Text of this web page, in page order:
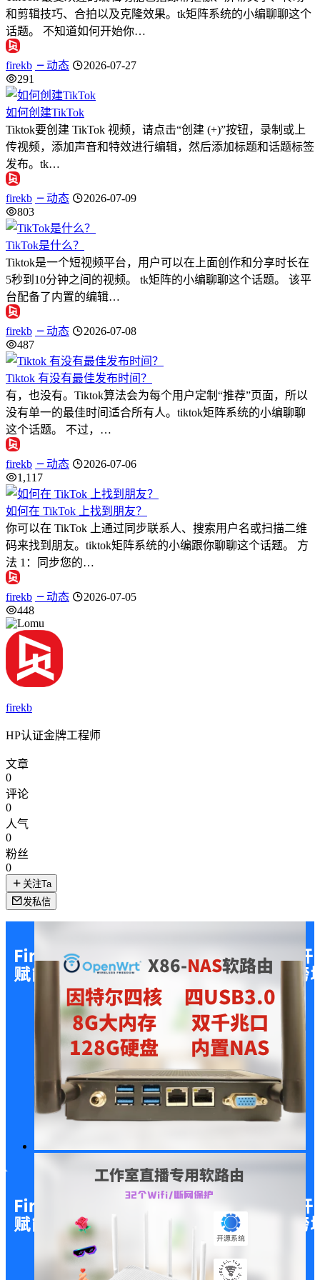
和剪辑技巧、合拍以及克隆效果。tk矩阵系统的小编聊聊这个
话题。 不知道如何开始你…
firekb 动态
2026-07-27
291
如何创建TikTok
Tiktok要创建 TikTok 视频，请点击“创建 (+)”按钮，录制或上
传视频，添加声音和特效进行编辑，然后添加标题和话题标签
发布。tk…
firekb 动态
2026-07-09
803
TikTok是什么？
Tiktok是一个短视频平台，用户可以在上面创作和分享时长在
5秒到10分钟之间的视频。 tk矩阵的小编聊聊这个话题。 该平
台配备了内置的编辑…
firekb 动态
2026-07-08
487
Tiktok 有没有最佳发布时间？
有，也没有。Tiktok算法会为每个用户定制“推荐”页面，所以
没有单一的最佳时间适合所有人。tiktok矩阵系统的小编聊聊
这个话题。 不过，…
firekb 动态
2026-07-06
1,117
如何在 TikTok 上找到朋友？
你可以在 TikTok 上通过同步联系人、搜索用户名或扫描二维
码来找到朋友。tiktok矩阵系统的小编跟你聊聊这个话题。 方
法 1：同步您的…
firekb 动态
2026-07-05
448
firekb
HP认证金牌工程师
文章
0
评论
0
人气
0
粉丝
0
关注Ta
发私信